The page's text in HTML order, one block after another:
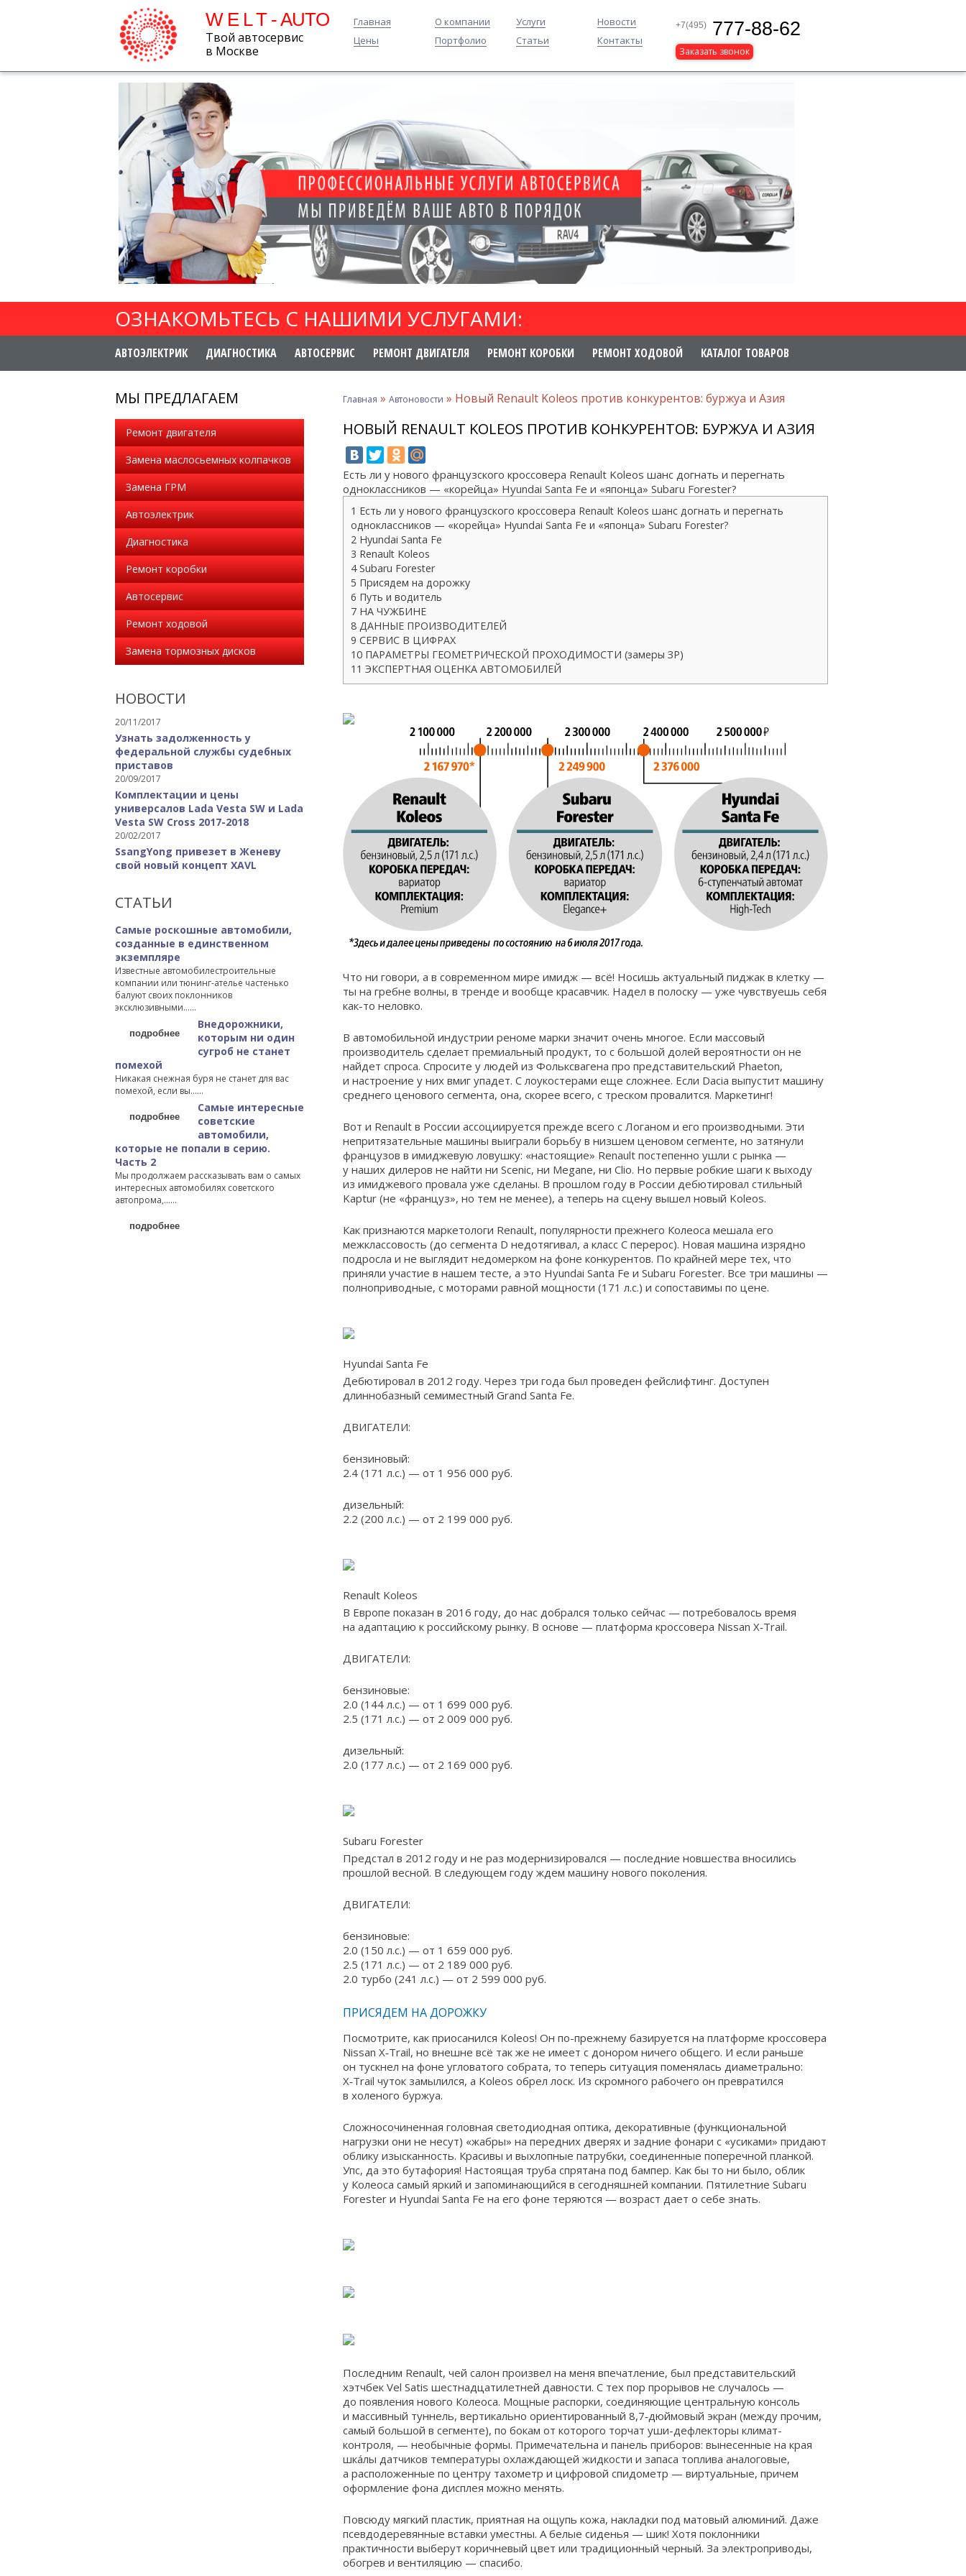
W E L T - AUTO
Твой автосервис
в Москве
Главная О компании Услуги
Новости
Цены
Портфолио Статьи Контакты
+7(495) 777-88-62
Заказать звонок
ОЗНАКОМЬТЕСЬ С НАШИМИ УСЛУГАМИ:
АВТОЭЛЕКТРИК ДИАГНОСТИКА АВТОСЕРВИС РЕМОНТ ДВИГАТЕЛЯ РЕМОНТ КОРОБКИ РЕМОНТ ХОДОВОЙ КАТАЛОГ ТОВАРОВ
МЫ ПРЕДЛАГАЕМ
Ремонт двигателя
Замена маслосьемных колпачков
Замена ГРМ
Автоэлектрик
Диагностика
Ремонт коробки
Автосервис
Ремонт ходовой
Замена тормозных дисков
НОВОСТИ
20/11/2017
Узнать задолженность у
федеральной службы судебных
приставов
20/09/2017
Комплектации и цены
универсалов Lada Vesta SW и Lada
Vesta SW Cross 2017-2018
20/02/2017
SsangYong привезет в Женеву
свой новый концепт XAVL
СТАТЬИ
Самые роскошные автомобили,
созданные в единственном
экземпляре
Известные автомобилестроительные
компании или тюнинг-ателье частенько
балуют своих поклонников
эксклюзивными…...
подробнее
Внедорожники,
которым ни один
сугроб не станет
помехой
Никакая снежная буря не станет для вас
помехой, если вы…...
подробнее
Самые интересные
советские
автомобили,
которые не попали в серию.
Часть 2
Мы продолжаем рассказывать вам о самых
интересных автомобилях советского
автопрома,…...
подробнее
Главная » Автоновости » Новый Renault Koleos против конкурентов: буржуа и Азия
НОВЫЙ RENAULT KOLEOS ПРОТИВ КОНКУРЕНТОВ: БУРЖУА И АЗИЯ
Есть ли у нового французского кроссовера Renault Koleos шанс догнать и перегнать
одноклассников — «корейца» Hyundai Santa Fe и «японца» Subaru Forester?
1 Есть ли у нового французского кроссовера Renault Koleos шанс догнать и перегнать
одноклассников — «корейца» Hyundai Santa Fe и «японца» Subaru Forester?
2 Hyundai Santa Fe
3 Renault Koleos
4 Subaru Forester
5 Присядем на дорожку
6 Путь и водитель
7 НА ЧУЖБИНЕ
8 ДАННЫЕ ПРОИЗВОДИТЕЛЕЙ
9 СЕРВИС В ЦИФРАХ
10 ПАРАМЕТРЫ ГЕОМЕТРИЧЕСКОЙ ПРОХОДИМОСТИ (замеры ЗР)
11 ЭКСПЕРТНАЯ ОЦЕНКА АВТОМОБИЛЕЙ
Что ни говори, а в современном мире имидж — всё! Носишь актуальный пиджак в клетку —
ты на гребне волны, в тренде и вообще красавчик. Надел в полоску — уже чувствуешь себя
как-то неловко.
В автомобильной индустрии реноме марки значит очень многое. Если массовый
производитель сделает премиальный продукт, то с большой долей вероятности он не
найдет спроса. Спросите у людей из Фольксвагена про представительский Phaeton,
и настроение у них вмиг упадет. С лоукостерами еще сложнее. Если Dacia выпустит машину
среднего ценового сегмента, она, скорее всего, с треском провалится. ­Маркетинг!
Вот и Renault в России ассоциируется прежде всего с Логаном и его производными. Эти
непритязательные машины выиграли борьбу в низшем ценовом сегменте, но затянули
французов в имиджевую ловушку: «настоящие» Renault постепенно ушли с рынка —
у наших дилеров не найти ни Scenic, ни Megane, ни Clio. Но первые робкие шаги к выходу
из имиджевого провала уже сделаны. В прошлом году в России дебютировал стильный
Kaptur (не «француз», но тем не менее), а теперь на сцену вышел новый Koleos.
Как признаются маркетологи Renault, популярности прежнего Колеоса мешала его
межклассовость (до сегмента D недотягивал, а класс С перерос). Новая машина изрядно
подросла и не выглядит недомерком на фоне конкурентов. По крайней мере тех, что
приняли участие в нашем тесте, а это Hyundai Santa Fe и Subaru Forester. Все три машины —
полноприводные, с моторами равной мощности (171 л.с.) и сопоставимы по цене.
Hyundai Santa Fe
Дебютировал в 2012 году. Через три года был проведен фейслифтинг. Доступен
длиннобазный семиместный Grand Santa Fe.
ДВИГАТЕЛИ:
бензиновый:
2.4 (171 л.с.) — от 1 956 000 руб.
дизельный:
2.2 (200 л.с.) — от 2 199 000 руб.
Renault Koleos
В Европе показан в 2016 году, до нас добрался только сейчас — потребовалось время
на адаптацию к российскому рынку. В основе — платформа кроссовера Nissan X‑Trail.
ДВИГАТЕЛИ:
бензиновые:
2.0 (144 л.с.) — от 1 699 000 руб.
2.5 (171 л.с.) — от 2 009 000 руб.
дизельный:
2.0 (177 л.с.) — от 2 169 000 руб.
Subaru Forester
Предстал в 2012 году и не раз модернизировался — последние новшества вносились
прошлой весной. В следующем году ждем машину нового поколения.
ДВИГАТЕЛИ:
бензиновые:
2.0 (150 л.с.) — от 1 659 000 руб.
2.5 (171 л.с.) — от 2 189 000 руб.
2.0 турбо (241 л.с.) — от 2 599 000 руб.
ПРИСЯДЕМ НА ДОРОЖКУ
Посмотрите, как приосанился Koleos! Он по-прежнему базируется на платформе кроссовера
Nissan X‑Trail, но внешне всё так же не имеет с донором ничего общего. И если раньше
он тускнел на фоне угловатого собрата, то теперь ситуация поменялась диаметрально:
X‑Trail чуток замылился, а Koleos обрел лоск. Из скромного рабочего он превратился
в холеного буржуа.
Сложносочиненная головная светодиодная оптика, декоративные (функциональной
нагрузки они не несут) «жабры» на передних дверях и задние фонари с «усиками» придают
облику изысканность. Красивы и выхлопные патрубки, соединенные поперечной планкой.
Упс, да это бутафория! Настоящая труба спрятана под бампер. Как бы то ни было, облик
у Колеоса самый яркий и запоминающийся в сегодняшней компании. Пятилетние Subaru
Forester и Hyundai Santa Fe на его фоне теряются — возраст дает о себе знать.
Последним Renault, чей салон произвел на меня впечатление, был представительский
хэтчбек Vel Satis шестнадцатилетней давности. С тех пор прорывов не случалось —
до появления нового Колеоса. Мощные распорки, соединяющие центральную консоль
и массивный туннель, вертикально ориентированный 8,7‑дюймовый экран (между прочим,
самый большой в сегменте), по бокам от которого торчат уши-дефлекторы климат-
контроля, — необычные формы. Примечательна и панель приборов: вынесенные на края
шкáлы датчиков температуры охлаждающей жидкости и запаса топлива аналоговые,
а расположенные по центру тахометр и цифровой спидометр — виртуальные, причем
оформление фона дисплея можно менять.
Повсюду мягкий пластик, приятная на ощупь кожа, накладки под матовый алюминий. Даже
псевдодеревянные вставки уместны. А белые сиденья — шик! Хотя поклонники
практичности выберут коричневый цвет или традиционный черный. За электроприводы,
обогрев и вентиляцию — спасибо.